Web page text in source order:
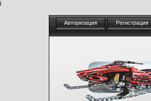
i
Авторизация Регистрация